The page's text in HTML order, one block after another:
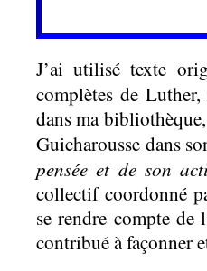
J’ai utilisé texte
complètes de Luther,
dans ma
Guicharousse dans
pensée et de son
collectif coordonné
se rendre compte de
contribué à façonner